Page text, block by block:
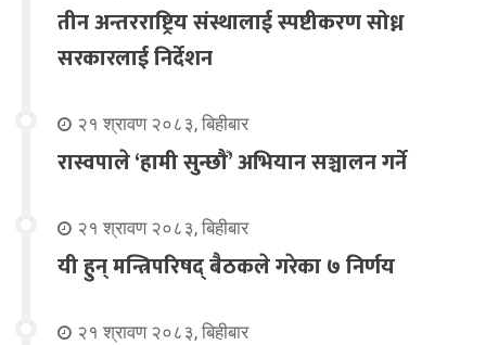
तीन अन्तरराष्ट्रिय संस्थालाई स्पष्टीकरण सोध्न
सरकारलाई निर्देशन
२१ श्रावण २०८३, बिहीबार
रास्वपाले ‘हामी सुन्छौँ’ अभियान सञ्चालन गर्ने
२१ श्रावण २०८३, बिहीबार
यी हुन् मन्त्रिपरिषद् बैठकले गरेका ७ निर्णय
२१ श्रावण २०८३, बिहीबार